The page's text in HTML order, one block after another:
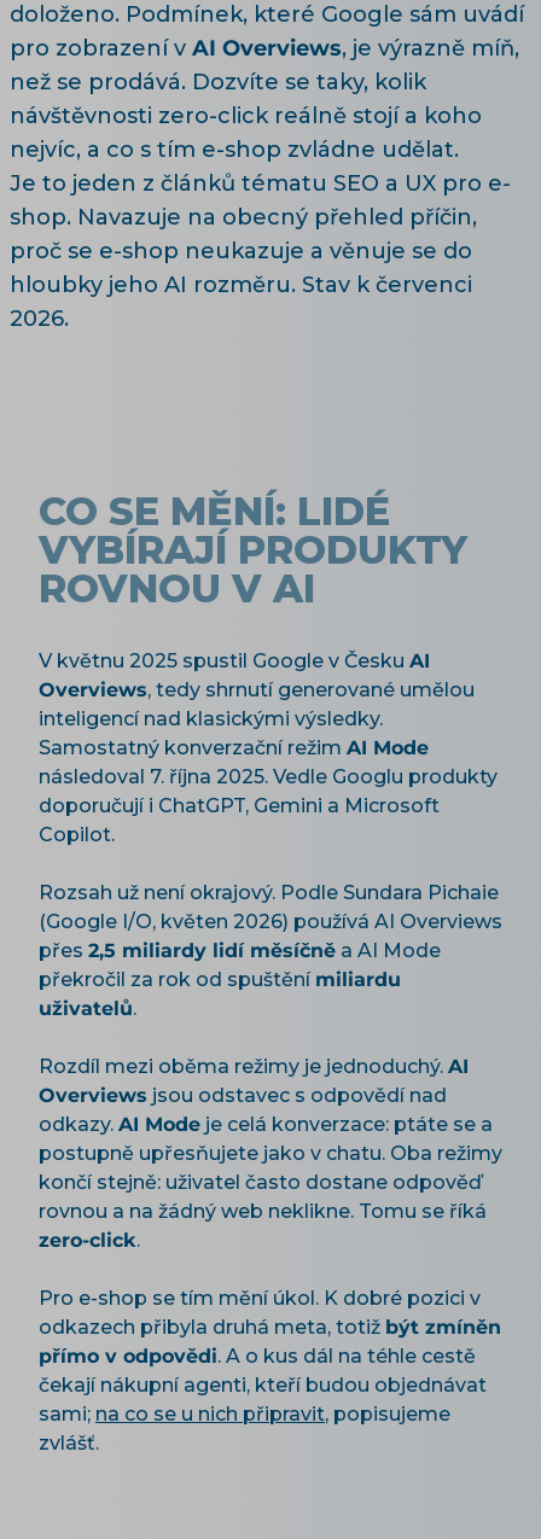
doloženo. Podmínek, které Google sám uvádí
pro zobrazení v AI Overviews, je výrazně míň,
než se prodává. Dozvíte se taky, kolik
návštěvnosti zero-click reálně stojí a koho
nejvíc, a co s tím e-shop zvládne udělat.
Je to jeden z článků tématu SEO a UX pro e-
shop. Navazuje na obecný přehled příčin,
proč se e-shop neukazuje a věnuje se do
hloubky jeho AI rozměru. Stav k červenci
2026.
CO SE MĚNÍ: LIDÉ
VYBÍRAJÍ PRODUKTY
ROVNOU V AI
V květnu 2025 spustil Google v Česku AI
Overviews, tedy shrnutí generované umělou
inteligencí nad klasickými výsledky.
Samostatný konverzační režim AI Mode
následoval 7. října 2025. Vedle Googlu produkty
doporučují i ChatGPT, Gemini a Microsoft
Copilot.
Rozsah už není okrajový. Podle Sundara Pichaie
(Google I/O, květen 2026) používá AI Overviews
přes 2,5 miliardy lidí měsíčně a AI Mode
překročil za rok od spuštění miliardu
uživatelů.
Rozdíl mezi oběma režimy je jednoduchý. AI
Overviews jsou odstavec s odpovědí nad
odkazy. AI Mode je celá konverzace: ptáte se a
postupně upřesňujete jako v chatu. Oba režimy
končí stejně: uživatel často dostane odpověď
rovnou a na žádný web neklikne. Tomu se říká
zero-click.
Pro e-shop se tím mění úkol. K dobré pozici v
odkazech přibyla druhá meta, totiž být zmíněn
přímo v odpovědi. A o kus dál na téhle cestě
čekají nákupní agenti, kteří budou objednávat
sami; na co se u nich připravit, popisujeme
zvlášť.